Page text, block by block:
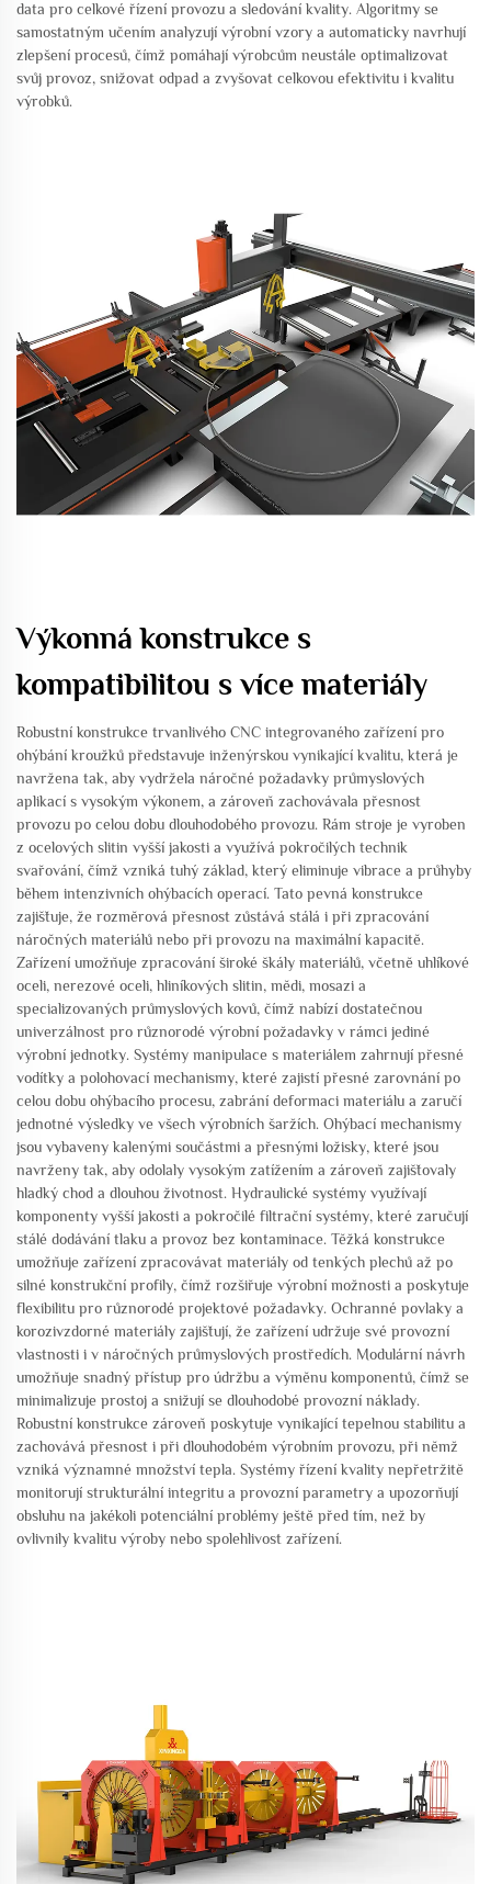
data pro celkové řízení provozu a sledování kvality. Algoritmy se
samostatným učením analyzují výrobní vzory a automaticky navrhují
zlepšení procesů, čímž pomáhají výrobcům neustále optimalizovat
svůj provoz, snižovat odpad a zvyšovat celkovou efektivitu i kvalitu
výrobků.
Výkonná konstrukce s
kompatibilitou s více materiály
Robustní konstrukce trvanlivého CNC integrovaného zařízení pro
ohýbání kroužků představuje inženýrskou vynikající kvalitu, která je
navržena tak, aby vydržela náročné požadavky průmyslových
aplikací s vysokým výkonem, a zároveň zachovávala přesnost
provozu po celou dobu dlouhodobého provozu. Rám stroje je vyroben
z ocelových slitin vyšší jakosti a využívá pokročilých technik
svařování, čímž vzniká tuhý základ, který eliminuje vibrace a průhyby
během intenzivních ohýbacích operací. Tato pevná konstrukce
zajišťuje, že rozměrová přesnost zůstává stálá i při zpracování
náročných materiálů nebo při provozu na maximální kapacitě.
Zařízení umožňuje zpracování široké škály materiálů, včetně uhlíkové
oceli, nerezové oceli, hliníkových slitin, mědi, mosazi a
specializovaných průmyslových kovů, čímž nabízí dostatečnou
univerzálnost pro různorodé výrobní požadavky v rámci jediné
výrobní jednotky. Systémy manipulace s materiálem zahrnují přesné
vodítky a polohovací mechanismy, které zajistí přesné zarovnání po
celou dobu ohýbacího procesu, zabrání deformaci materiálu a zaručí
jednotné výsledky ve všech výrobních šaržích. Ohýbací mechanismy
jsou vybaveny kalenými součástmi a přesnými ložisky, které jsou
navrženy tak, aby odolaly vysokým zatížením a zároveň zajišťovaly
hladký chod a dlouhou životnost. Hydraulické systémy využívají
komponenty vyšší jakosti a pokročilé filtrační systémy, které zaručují
stálé dodávání tlaku a provoz bez kontaminace. Těžká konstrukce
umožňuje zařízení zpracovávat materiály od tenkých plechů až po
silné konstrukční profily, čímž rozšiřuje výrobní možnosti a poskytuje
flexibilitu pro různorodé projektové požadavky. Ochranné povlaky a
korozivzdorné materiály zajišťují, že zařízení udržuje své provozní
vlastnosti i v náročných průmyslových prostředích. Modulární návrh
umožňuje snadný přístup pro údržbu a výměnu komponentů, čímž se
minimalizuje prostoj a snižují se dlouhodobé provozní náklady.
Robustní konstrukce zároveň poskytuje vynikající tepelnou stabilitu a
zachovává přesnost i při dlouhodobém výrobním provozu, při němž
vzniká významné množství tepla. Systémy řízení kvality nepřetržitě
monitorují strukturální integritu a provozní parametry a upozorňují
obsluhu na jakékoli potenciální problémy ještě před tím, než by
ovlivnily kvalitu výroby nebo spolehlivost zařízení.